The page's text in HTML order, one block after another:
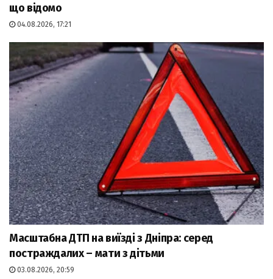
що відомо
04.08.2026, 17:21
Масштабна ДТП на виїзді з Дніпра: серед
постраждалих – мати з дітьми
03.08.2026, 20:59